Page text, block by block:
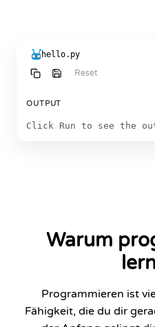
hello.py
Reset
OUTPUT
Click Run to see the
Warum
Programmieren ist
Fähigkeit, die du dir